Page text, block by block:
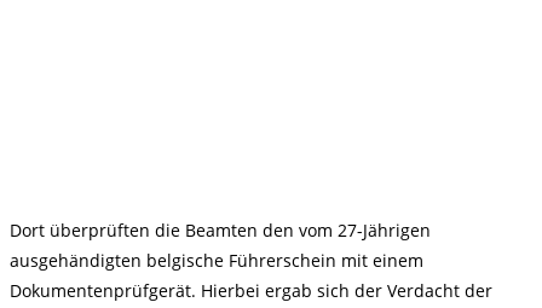
Dort überprüften die Beamten den vom 27-Jährigen
ausgehändigten belgische Führerschein mit einem
Dokumentenprüfgerät. Hierbei ergab sich der Verdacht der